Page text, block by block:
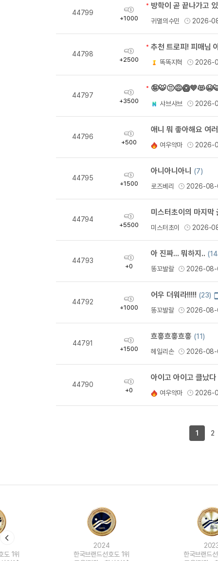
44799
획
득
+1000
방학이 곧 끝나가고
귀멸의수민 2026-
44798
획
득
+2500
추천 트로피! 피매님
똑똑지혁 2026-
44797
획
득
+3500 샤브샤브 2026-
44796
획
득
+500
애니 뭐 좋아해요 여
여우악마 2026-
44795
획
득
+1500
아니아니아니
(7)
로즈베리
2026-
44794
획
득
+5500
미스터초이의 마지막
미스터초이 2026-
44793
획
득
+0
아 진짜... 뭐하지..
똥꼬발랄
2026-
44792
획
득
+1000
어우 더워라!!!!! (23)
똥꼬발랄 2026-
44791
획
득
+1500
흐흫흐흫흐흫 (11)
헤일리손
2026-
44790
획
득
+0
아이고 아이고 클났다
여우악마
2026-
1 2
한국브랜드선호도 1위
한국브랜드선호도 1위